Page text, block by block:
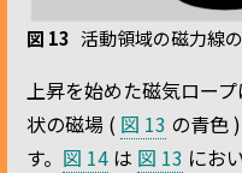
図 13 活動領域の磁力線
上昇を始めた磁気ロー
状の磁場 ( 図 13 の青色
す。 図 14 は 図 13 にお